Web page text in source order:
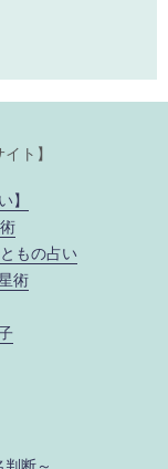
ト】
】
もの占い
術
断～